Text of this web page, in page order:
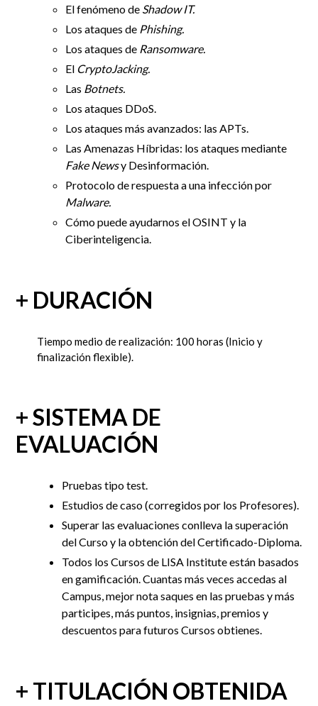
El fenómeno de Shadow IT.
Los ataques de Phishing.
Los ataques de Ransomware.
El CryptoJacking.
Las Botnets.
Los ataques DDoS.
Los ataques más avanzados: las APTs.
Las Amenazas Híbridas: los ataques mediante
Fake Newsy Desinformación.
Protocolo de respuesta a una infección por
Malware.
Cómo puede ayudarnos el OSINT y la
Ciberinteligencia.
+ DURACIÓN
Tiempo medio de realización: 100 horas (Inicio y
finalización flexible).
+ SISTEMA DE
EVALUACIÓN
Pruebas tipo test.
Estudios de caso (corregidos por los Profesores).
Superar las evaluaciones conlleva la superación
del Curso y la obtención del Certificado-Diploma.
Todos los Cursos de LISA Institute están basados
en gamificación. Cuantas más veces accedas al
Campus, mejor nota saques en las pruebas y más
participes, más puntos, insignias, premios y
descuentos para futuros Cursos obtienes.
+ TITULACIÓN OBTENIDA